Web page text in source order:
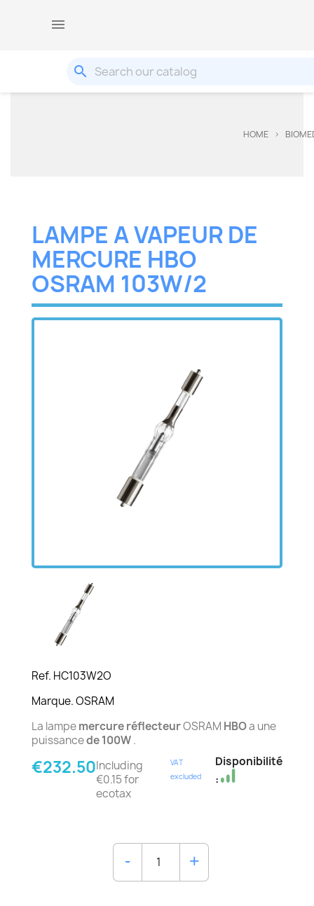

search
HOME
LAMPE A VAPEUR DE
MERCURE HBO
OSRAM 103W/2
Ref. HC103W2O
Marque. OSRAM
La lampemercure réflecteurOSRAM HBOa une
puissancede 100W.
€232.50Including
€0.15 for
ecotax
VAT
excluded
Disponibilité
: